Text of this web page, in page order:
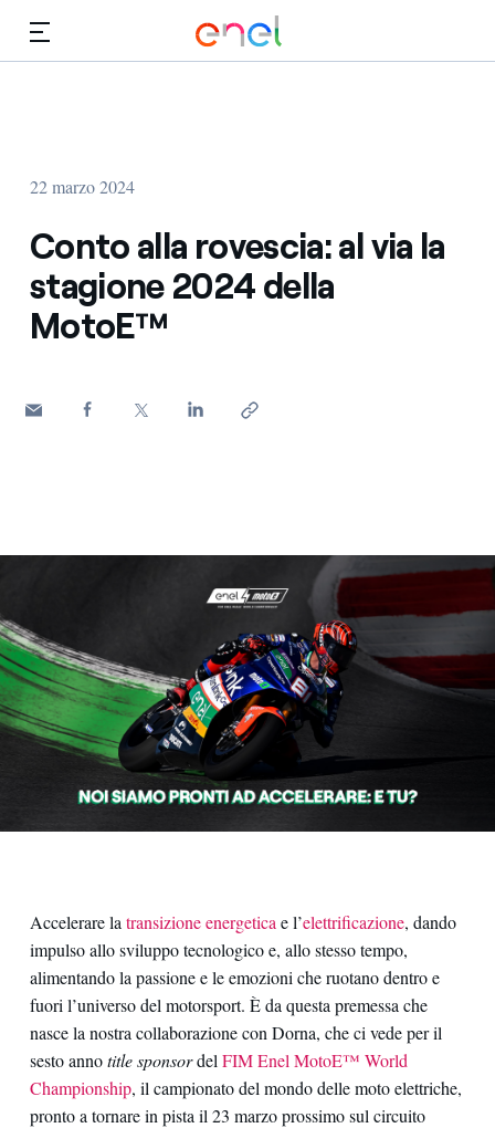
22 marzo 2024
Conto alla rovescia: al via la
stagione 2024 della
MotoE™
Accelerare la transizione energetica e l’elettrificazione, dando
impulso allo sviluppo tecnologico e, allo stesso tempo,
alimentando la passione e le emozioni che ruotano dentro e
fuori l’universo del motorsport. È da questa premessa che
nasce la nostra collaborazione con Dorna, che ci vede per il
sesto annotitle sponsordel FIM Enel MotoE™ World
Championship, il campionato del mondo delle moto elettriche,
pronto a tornare in pista il 23 marzo prossimo sul circuito